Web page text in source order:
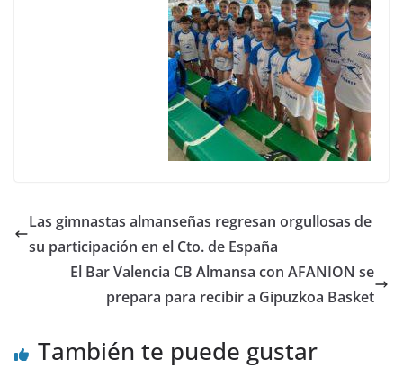
Las gimnastas almanseñas regresan orgullosas de
su participación en el Cto. de España
El Bar Valencia CB Almansa con AFANION se
prepara para recibir a Gipuzkoa Basket
También te puede gustar